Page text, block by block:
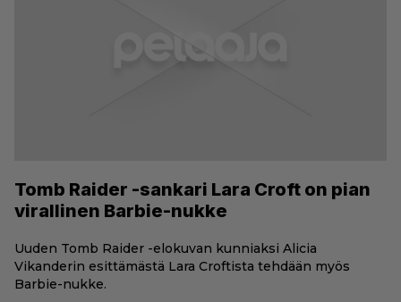
Tomb Raider -sankari Lara Croft on pian
virallinen Barbie-nukke
Uuden Tomb Raider -elokuvan kunniaksi Alicia
Vikanderin esittämästä Lara Croftista tehdään myös
Barbie-nukke.